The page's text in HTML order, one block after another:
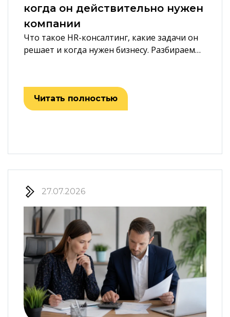
когда он действительно нужен
компании
Что такое HR-консалтинг, какие задачи он
решает и когда нужен бизнесу. Разбираем…
Читать полностью
27.07.2026